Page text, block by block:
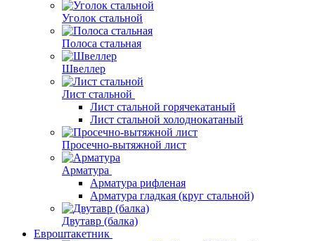
Уголок стальной
Полоса стальная
Швеллер
Лист стальной
Лист стальной горячекатаный
Лист стальной холоднокатаный
Просечно-вытяжной лист
Арматура
Арматура рифленая
Арматура гладкая (круг стальной)
Двутавр (балка)
Евроштакетник